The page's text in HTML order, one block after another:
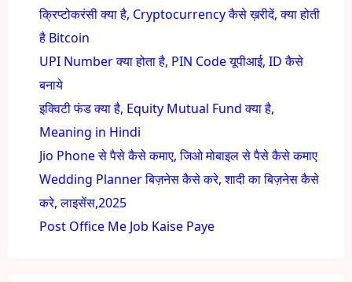
क्रिप्टोकरंसी क्या है, Cryptocurrency कैसे ख़रीदें, क्या होती
है Bitcoin
UPI Number क्या होता है, PIN Code यूपीआई, ID कैसे
बनाये
इक्विटी फंड क्या है, Equity Mutual Fund क्या है,
Meaning in Hindi
Jio Phone से पैसे कैसे कमाए, जिओ मोबाइल से पैसे कैसे कमाए
Wedding Planner बिज़नेस कैसे करे, शादी का बिज़नेस कैसे
करे, लाइसेंस,2025
Post Office Me Job Kaise Paye